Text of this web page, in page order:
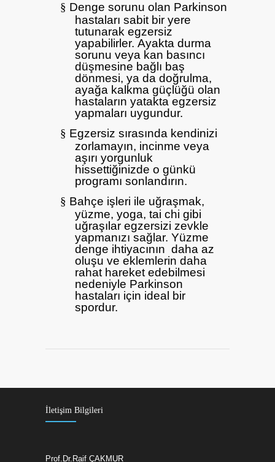
§ Denge sorunu olan Parkinson
hastaları sabit bir yere
tutunarak egzersiz
yapabilirler. Ayakta durma
sorunu veya kan basıncı
düşmesine bağlı baş
dönmesi, ya da doğrulma,
ayağa kalkma güçlüğü olan
hastaların yatakta egzersiz
yapmaları uygundur.
§ Egzersiz sırasında kendinizi
zorlamayın, incinme veya
aşırı yorgunluk
hissettiğinizde o günkü
programı sonlandırın.
§ Bahçe işleri ile uğraşmak,
yüzme, yoga, tai chi gibi
uğraşılar egzersizi zevkle
yapmanızı sağlar. Yüzme
denge ihtiyacının daha az
oluşu ve eklemlerin daha
rahat hareket edebilmesi
nedeniyle Parkinson
hastaları için ideal bir
spordur.
İletişim Bilgileri
Prof.Dr.Raif ÇAKMUR